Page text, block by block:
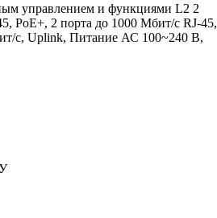
управлением и функциями L2 2
PoE+, 2 порта до 1000 Мбит/с RJ-45,
с, Uplink, Питание АС 100~240 В,